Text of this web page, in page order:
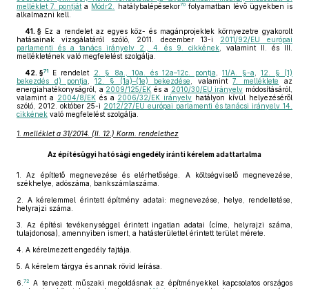
melléklet 7. pontját a Módr2. hatálybalépésekor70folyamatban lévő ügyekben is
alkalmazni kell.
41. § Ez a rendelet az egyes köz- és magánprojektek környezetre gyakorolt
hatásainak vizsgálatáról szóló, 2011. december 13-i 2011/92/EU európai
parlamenti és a tanács irányelv 2., 4. és 9. cikkének , valamint II. és III.
mellékletének való megfelelést szolgálja.
42. §71 E rendelet 2. § 8a., 10a. és 12a–12c. pontja 11/A. §-a
12. § (1)
bekezdés d) pontja ,12. § (1a)–(1e) bekezdése , valamint7. melléklete
az
energiahatékonyságról, a 2009/125/EK és a 2010/30/EU irányelv módosításáról,
valamint a 2004/8/EKés a 2006/32/EK irányelv hatályon kívül helyezéséről
szóló, 2012. október 25-i 2012/27/EU európai parlamenti és tanácsi irányelv 14.
cikkének való megfelelést szolgálja.
1. melléklet a 31/2014. (II. 12.) Korm. rendelethez
Az építésügyi hatósági engedély iránti kérelem adattartalma
1.
Az építtető megnevezése és elérhetősége. A költségviselő megnevezése,
székhelye, adószáma, bankszámlaszáma.
2.
A kérelemmel érintett építmény adatai: megnevezése, helye, rendeltetése,
helyrajzi száma.
3.
Az építési tevékenységgel érintett ingatlan adatai (címe, helyrajzi száma,
tulajdonosa), amennyiben ismert, a hatásterülettel érintett terület mérete.
4. A kérelmezett engedély fajtája.
5. A kérelem tárgya és annak rövid leírása.
6. 72
A tervezett műszaki megoldásnak az építményekkel kapcsolatos országos